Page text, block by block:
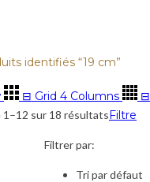
identifiés “19 cm”
⊟ Grid 4 Columns ⊟
sur 18 résultatsFiltre
Filtrer par:
Tri par défaut